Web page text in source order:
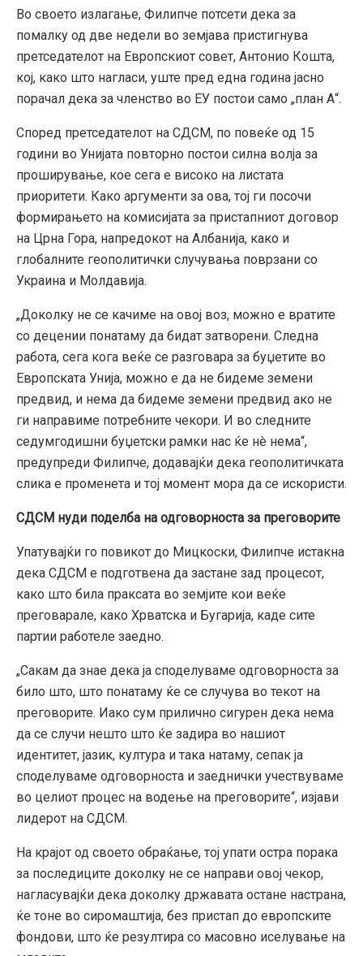
Во своето излагање, Филипче потсети дека за
помалку од две недели во земјава пристигнува
претседателот на Европскиот совет, Антонио Кошта,
кој, како што нагласи, уште пред една година јасно
порачал дека за членство во ЕУ постои само „план А“.
Според претседателот на СДСМ, по повеќе од 15
години во Унијата повторно постои силна волја за
проширување, кое сега е високо на листата
приоритети. Како аргументи за ова, тој ги посочи
формирањето на комисијата за пристапниот договор
на Црна Гора, напредокот на Албанија, како и
глобалните геополитички случувања поврзани со
Украина и Молдавија.
„Доколку не се качиме на овој воз, можно е вратите
со децении понатаму да бидат затворени. Следна
работа, сега кога веќе се разговара за буџетите во
Европската Унија, можно е да не бидеме земени
предвид, и нема да бидеме земени предвид ако не
ги направиме потребните чекори. И во следните
седумгодишни буџетски рамки нас ќе нè нема“,
предупреди Филипче, додавајќи дека геополитичката
слика е променета и тој момент мора да се искористи.
СДСМ нуди поделба на одговорноста за преговорите
Упатувајќи го повикот до Мицкоски, Филипче истакна
дека СДСМ е подготвена да застане зад процесот,
како што била праксата во земјите кои веќе
преговарале, како Хрватска и Бугарија, каде сите
партии работеле заедно.
„Сакам да знае дека ја споделуваме одговорноста за
било што, што понатаму ќе се случува во текот на
преговорите. Иако сум прилично сигурен дека нема
да се случи нешто што ќе задира во нашиот
идентитет, јазик, култура и така натаму, сепак ја
споделуваме одговорноста и заеднички учествуваме
во целиот процес на водење на преговорите“, изјави
лидерот на СДСМ.
На крајот од своето обраќање, тој упати остра порака
за последиците доколку не се направи овој чекор,
нагласувајќи дека доколку државата остане настрана,
ќе тоне во сиромаштија, без пристап до европските
фондови, што ќе резултира со масовно иселување на